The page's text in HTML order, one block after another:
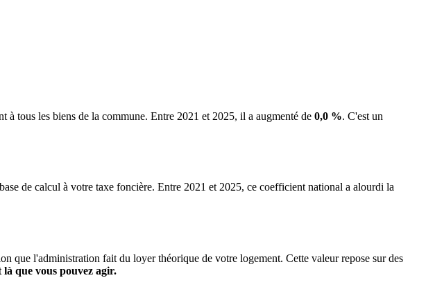
à tous les biens de la commune. Entre 2021 et 2025, il a augmenté de 0,0 %. C'est un
de calcul à votre taxe foncière. Entre 2021 et 2025, ce coefficient national a alourdi la
que l'administration fait du loyer théorique de votre logement. Cette valeur repose sur des
là que vous pouvez agir.